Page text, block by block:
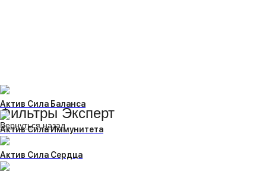
Фильтры Эксперт
Вернуться назад
Актив Сила Баланса
Актив Сила Иммунитета
Актив Сила Сердца